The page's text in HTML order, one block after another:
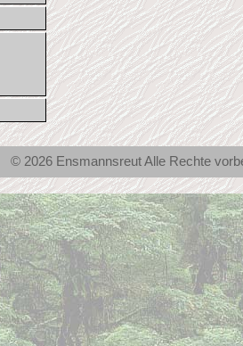
© 2026 Ensmannsreut Alle Rechte